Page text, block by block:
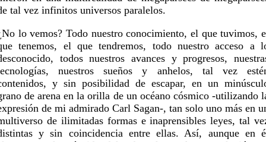
tal vez infinitos universos paralelos.
lo vemos? Todo nuestro conocimiento, el que tuvimos,
tenemos, el que tendremos, todo nuestro acceso a
todos nuestros avances y progresos,
nuestros sueños y anhelos, tal vez
y sin posibilidad de escapar, en un
de arena en la orilla de un océano cósmico -utilizando
de mi admirado Carl Sagan-, tan solo uno más en
de ilimitadas formas e inaprensibles leyes, tal
y sin coincidencia entre ellas. Así, aunque en